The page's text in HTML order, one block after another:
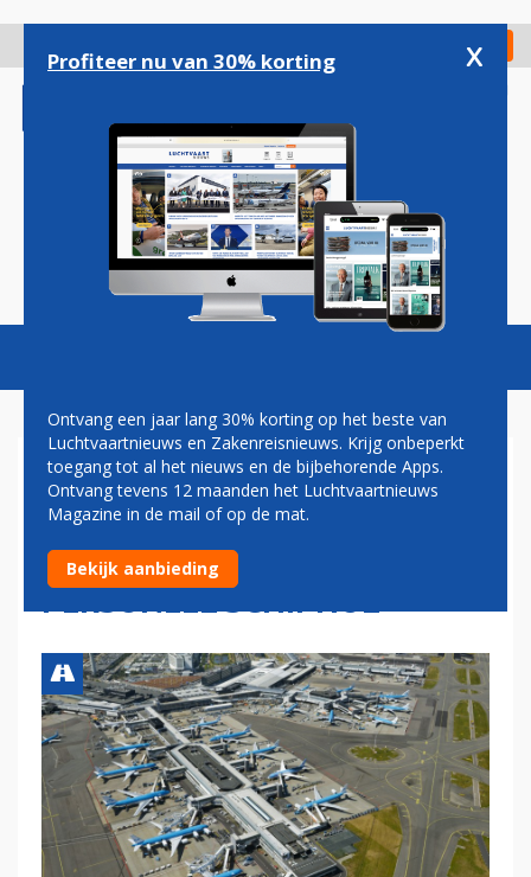
gaan
Check in
Magazine Podcasts Vacatures
FNV VREEST VOOR
MASSAONTSLAG
ONDERSTEUNEND
PERSONEEL SCHIPHOL
Profiteer nu van 30% korting x
Ontvang een jaar lang 30% korting op het beste van
Luchtvaartnieuws en Zakenreisnieuws. Krijg onbeperkt
toegang tot al het nieuws en de bijbehorende Apps.
Ontvang tevens 12 maanden het Luchtvaartnieuws
Magazine in de mail of op de mat.
Bekijk aanbieding